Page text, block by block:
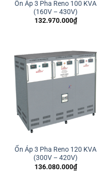
Ổn Áp 3 Pha Reno 100 KVA
(160V – 430V)
132.970.000₫
Ổn Áp 3 Pha Reno 120 KVA
(300V – 420V)
136.080.000₫